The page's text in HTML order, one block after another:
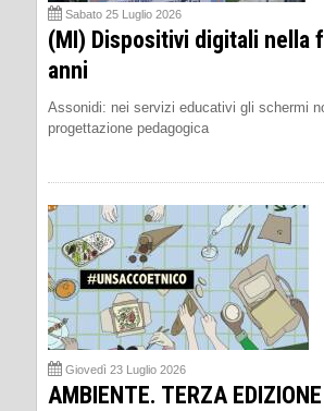
Sabato 25 Luglio 2026
(MI) Dispositivi digitali nella
anni
Assonidi: nei servizi educativi gli schermi
progettazione pedagogica
Giovedì 23 Luglio 2026
AMBIENTE. TERZA EDIZIONE